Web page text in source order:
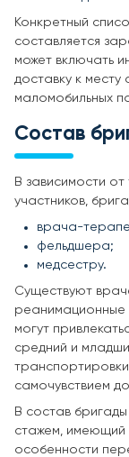
Конкретный
составляется
может включать
доставку к месту
маломобильных
Состав
В зависимости
участников,
врача-
фельдшера;
медсестру.
Существуют
реанимационные
могут
средний и
самочувствием
В состав
стажем, имеющий
особенности